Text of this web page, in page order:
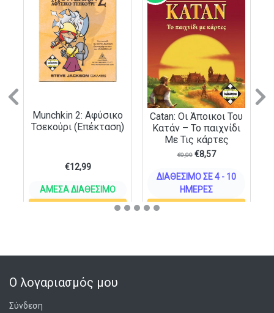
Munchkin 2: Αφύσικο
Τσεκούρι (Επέκταση)
€12,99
ΆΜΕΣΑ ΔΙΑΘΈΣΙΜΟ
Catan: Οι Άποικοι Του
Κατάν – Το παιχνίδι
Με Τις κάρτες
€9,99 €8,57
ΔΙΑΘΈΣΙΜΟ ΣΕ 4 - 10
ΗΜΈΡΕΣ
Previous
Ο λογαριασμός μου
Σύνδεση